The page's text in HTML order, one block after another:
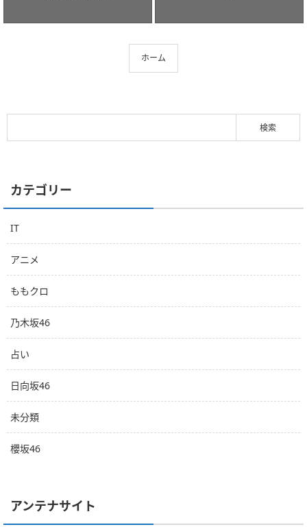
ホーム
カテゴリー
IT
アニメ
ももクロ
乃木坂46
占い
日向坂46
未分類
櫻坂46
アンテナサイト